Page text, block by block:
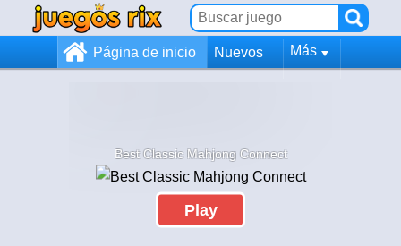
Página de inicio Nuevos Más
Best Classic Mahjong Connect
Play